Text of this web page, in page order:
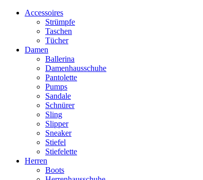
Accessoires
Strümpfe
Taschen
Tücher
Damen
Ballerina
Damenhausschuhe
Pantolette
Pumps
Sandale
Schnürer
Sling
Slipper
Sneaker
Stiefel
Stiefelette
Herren
Boots